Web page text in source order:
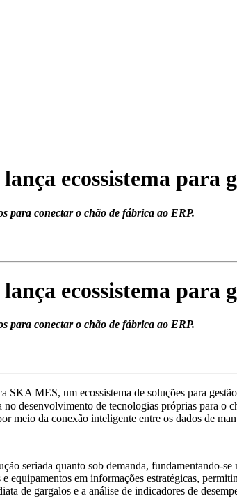
ecossistema para
para conectar o chão de fábrica ao ERP.
ecossistema para
para conectar o chão de fábrica ao ERP.
MES, um ecossistema de soluções para
desenvolvimento de tecnologias próprias para
meio da conexão inteligente entre os dados de
seriada quanto sob demanda, fundamentando-
equipamentos em informações estratégicas,
de gargalos e a análise de indicadores de